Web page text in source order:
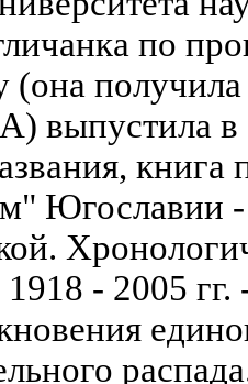
по
(она
выпустила в
книга
Югославии -
- 2005